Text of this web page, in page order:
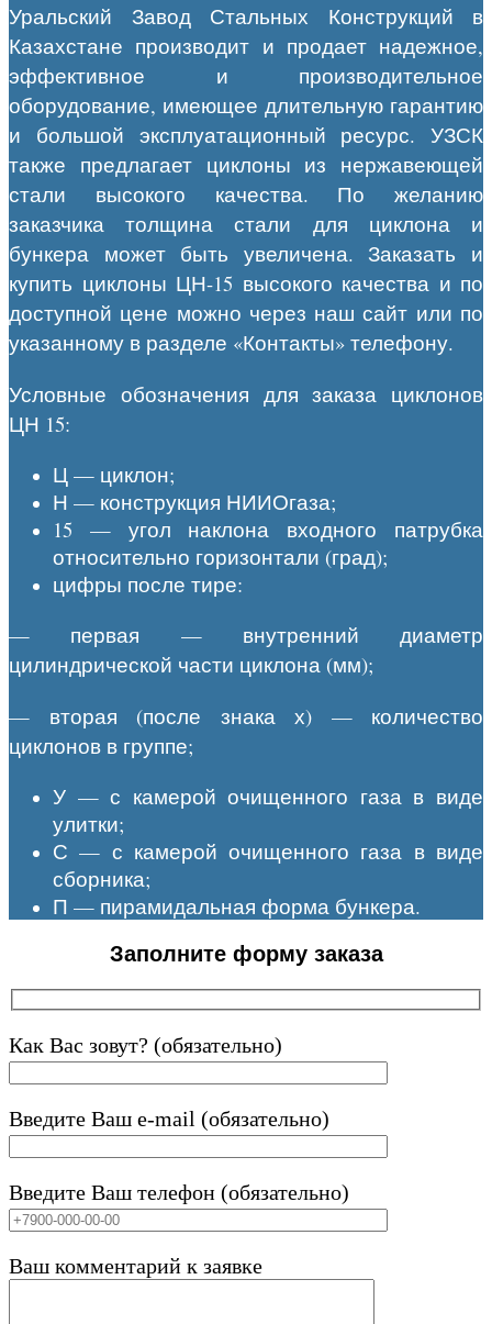
Уральский Завод Стальных Конструкций в
Казахстане производит и продает надежное,
эффективное и производительное
оборудование, имеющее длительную гарантию
и большой эксплуатационный ресурс. УЗСК
также предлагает циклоны из нержавеющей
стали высокого качества. По желанию
заказчика толщина стали для циклона и
бункера может быть увеличена. Заказать и
купить циклоны ЦН-15 высокого качества и по
доступной цене можно через наш сайт или по
указанному в разделе «Контакты» телефону.
Условные обозначения для заказа циклонов
ЦН 15:
Ц — циклон;
Н — конструкция НИИОгаза;
15 — угол наклона входного патрубка
относительно горизонтали (град);
цифры после тире:
— первая — внутренний диаметр
цилиндрической части циклона (мм);
— вторая (после знака х) — количество
циклонов в группе;
У — с камерой очищенного газа в виде
улитки;
С — с камерой очищенного газа в виде
сборника;
П — пирамидальная форма бункера.
Заполните форму заказа
Как Вас зовут? (обязательно)
Введите Ваш e-mail (обязательно)
Введите Ваш телефон (обязательно)
Ваш комментарий к заявке